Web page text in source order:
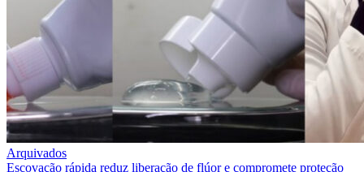
Arquivados
Escovação rápida reduz liberação de flúor e compromete proteção